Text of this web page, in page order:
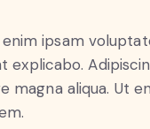
ipsam
explicabo.
aliqua. Ut